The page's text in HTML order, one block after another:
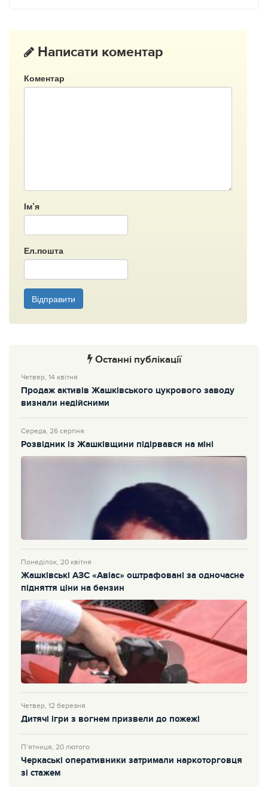
Написати коментар
Коментар
Ім’я
Ел.пошта
Відправити
Останні публікації
Четвер, 14 квітня
Продаж активів Жашківського цукрового заводу
визнали недійсними
Середа, 26 серпня
Розвідник із Жашківщини підірвався на міні
Понеділок, 20 квітня
Жашківські АЗС «Авіас» оштрафовані за одночасне
підняття ціни на бензин
Четвер, 12 березня
Дитячі ігри з вогнем призвели до пожежі
П’ятниця, 20 лютого
Черкаські оперативники затримали наркоторговця
зі стажем